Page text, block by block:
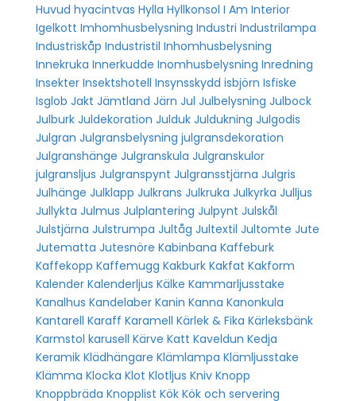
Huvud hyacintvas Hylla Hyllkonsol I Am Interior
Igelkott Imhomhusbelysning Industri Industrilampa
Industriskåp Industristil Inhomhusbelysning
Innekruka Innerkudde Inomhusbelysning Inredning
Insekter Insektshotell Insynsskydd isbjörn Isfiske
Isglob Jakt Jämtland Järn Jul Julbelysning Julbock
Julburk Juldekoration Julduk Juldukning Julgodis
Julgran Julgransbelysning julgransdekoration
Julgranshänge Julgranskula Julgranskulor
julgransljus Julgranspynt Julgransstjärna Julgris
Julhänge Julklapp Julkrans Julkruka Julkyrka Julljus
Jullykta Julmus Julplantering Julpynt Julskål
Julstjärna Julstrumpa Jultåg Jultextil Jultomte Jute
Jutematta Jutesnöre Kabinbana Kaffeburk
Kaffekopp Kaffemugg Kakburk Kakfat Kakform
Kalender Kalenderljus Kälke Kammarljusstake
Kanalhus Kandelaber Kanin Kanna Kanonkula
Kantarell Karaff Karamell Kärlek & Fika Kärleksbänk
Karmstol karusell Kärve Katt Kaveldun Kedja
Keramik Klädhängare Klämlampa Klämljusstake
Klämma Klocka Klot Klotljus Kniv Knopp
Knoppbräda Knopplist Kök Kök och servering